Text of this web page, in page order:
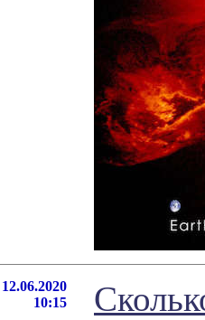
12.06.2020
10:15